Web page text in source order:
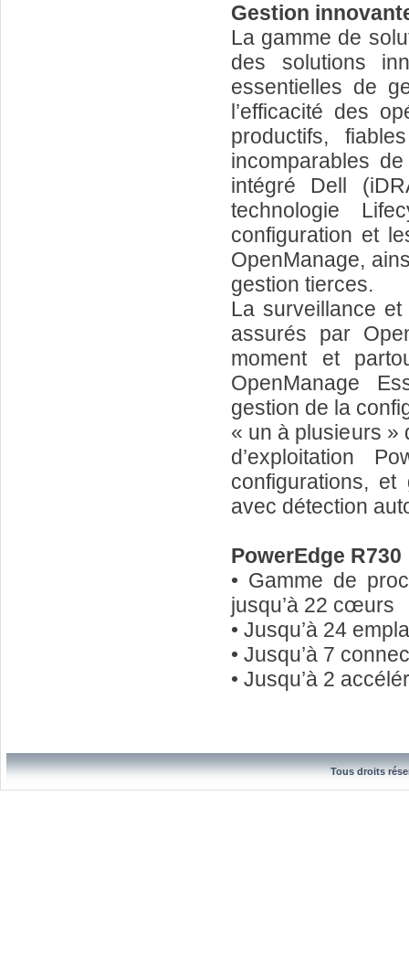
Gestion
La gamme de
des solutions
essentielles de
l’efficacité des
productifs,
incomparables
intégré Dell
technologie
configuration et
OpenManage,
gestion tierces.
La surveillance
assurés par
moment et
OpenManage
gestion de la
« un à plusieurs »
d’exploitation
configurations,
avec détection
PowerEdge R730
• Gamme de
jusqu’à 22 cœurs
• Jusqu’à 24
• Jusqu’à 7
• Jusqu’à 2
Tous droits